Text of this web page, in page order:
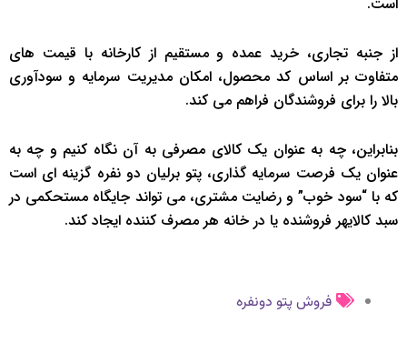
از جنبه تجاری، خرید عمده و مستقیم از کارخانه با قیمت های
متفاوت بر اساس کد محصول، امکان مدیریت سرمایه و سودآوری
بالا را برای فروشندگان فراهم می کند.
بنابراین، چه به عنوان یک کالای مصرفی به آن نگاه کنیم و چه به
عنوان یک فرصت سرمایه گذاری، پتو برلیان دو نفره گزینه ای است
که با “سود خوب” و رضایت مشتری، می تواند جایگاه مستحکمی در
سبد کالایهر فروشنده یا در خانه هر مصرف کننده ایجاد کند.
فروش پتو دونفره